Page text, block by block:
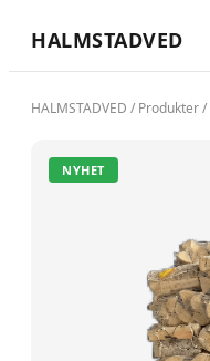
HALMSTADVED
HALMSTADVED / Produkter/
NYHET